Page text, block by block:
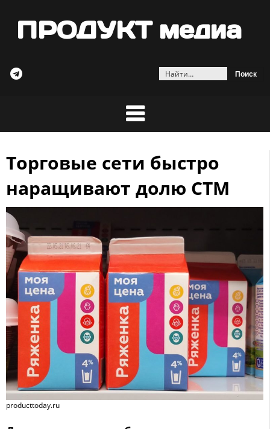
ПРОДУКТ медиа
Найти:
Skip
content
Торговые сети быстро
наращивают долю СТМ
producttoday.ru